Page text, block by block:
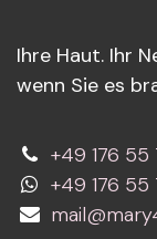
Ihre Haut. Ihr
wenn Sie es
+49 176 55
+49 176 55